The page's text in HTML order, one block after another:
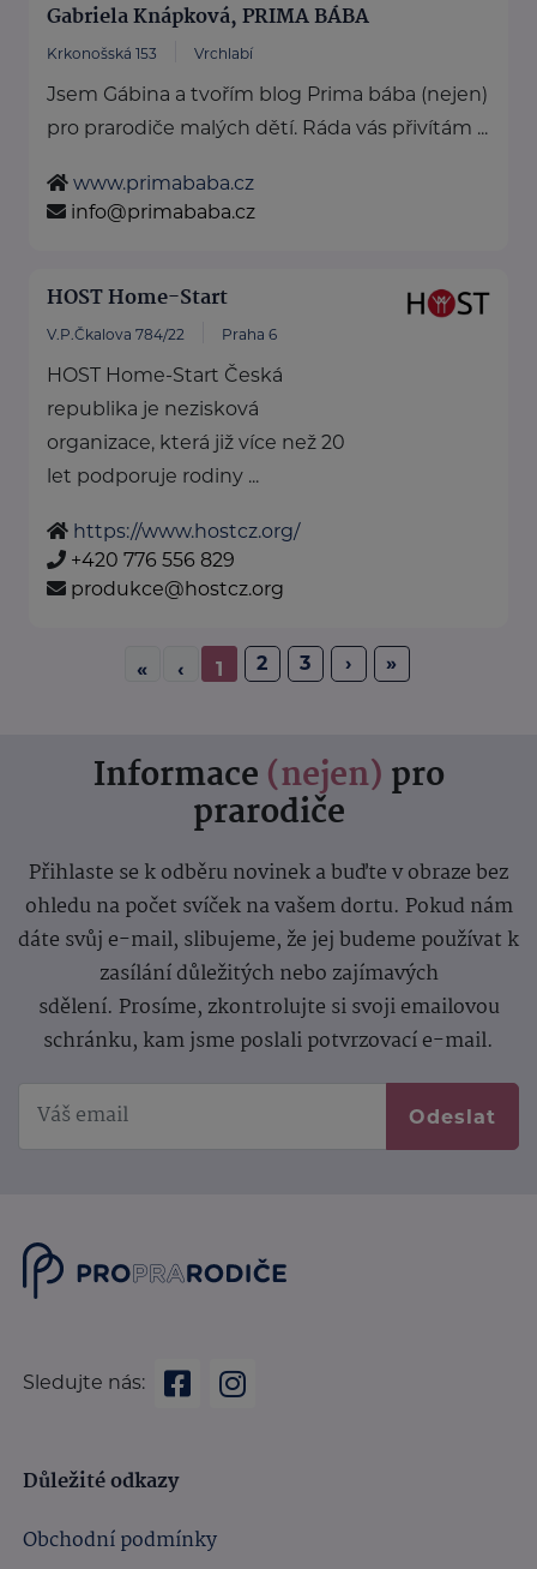
Gabriela Knápková, PRIMA BÁBA
Krkonošská 153 Vrchlabí
Jsem Gábina a tvořím blog Prima bába (nejen)
pro prarodiče malých dětí. Ráda vás přivítám ...
www.primababa.cz
info@primababa.cz
HOST Home-Start
V.P.Čkalova 784/22 Praha 6
HOST Home-Start Česká
republika je nezisková
organizace, která již více než 20
let podporuje rodiny ...
https://www.hostcz.org/
+420 776 556 829
produkce@hostcz.org
« ‹ 1 2 3 › »
Informace (nejen) pro
prarodiče
Přihlaste se k odběru novinek a buďte v obraze bez
ohledu na počet svíček na vašem dortu. Pokud nám
dáte svůj e-mail, slibujeme, že jej budeme používat k
zasílání důležitých nebo zajímavých
sdělení. Prosíme, zkontrolujte si svoji emailovou
schránku, kam jsme poslali potvrzovací e-mail.
Odeslat
Sledujte nás:
Důležité odkazy
Obchodní podmínky